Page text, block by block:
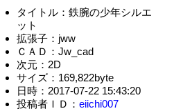
タイトル：鉄腕の少年シルエ
ット
拡張子：jww
ＣＡＤ：Jw_cad
次元：2D
サイズ：169,822byte
日時：2017-07-22 15:43:20
投稿者ＩＤ： eiichi007